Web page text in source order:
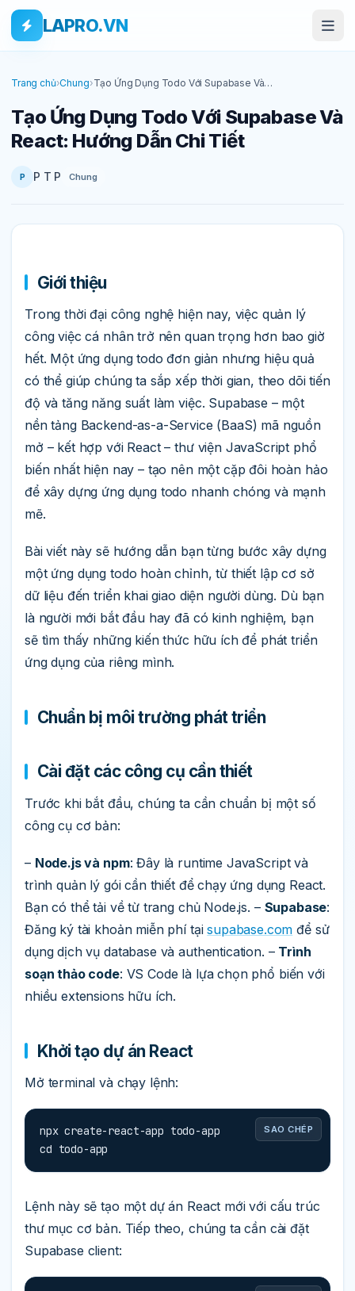
Skip to main content
Bỏ qua tới nội dung
LAPRO.VN
Trang chủ›Chung›Tạo Ứng Dụng Todo Với Supabase Và
Tạo Ứng Dụng Todo Với Supabase Và
React: Hướng Dẫn Chi Tiết
P P T P Chung
Giới thiệu
Trong thời đại công nghệ hiện nay, việc quản lý
công việc cá nhân trở nên quan trọng hơn bao giờ
hết. Một ứng dụng todo đơn giản nhưng hiệu quả
có thể giúp chúng ta sắp xếp thời gian, theo dõi tiến
độ và tăng năng suất làm việc. Supabase – một
nền tảng Backend-as-a-Service (BaaS) mã nguồn
mở – kết hợp với React – thư viện JavaScript phổ
biến nhất hiện nay – tạo nên một cặp đôi hoàn hảo
để xây dựng ứng dụng todo nhanh chóng và mạnh
mẽ.
Bài viết này sẽ hướng dẫn bạn từng bước xây dựng
một ứng dụng todo hoàn chỉnh, từ thiết lập cơ sở
dữ liệu đến triển khai giao diện người dùng. Dù bạn
là người mới bắt đầu hay đã có kinh nghiệm, bạn
sẽ tìm thấy những kiến thức hữu ích để phát triển
ứng dụng của riêng mình.
Chuẩn bị môi trường phát triển
Cài đặt các công cụ cần thiết
Trước khi bắt đầu, chúng ta cần chuẩn bị một số
công cụ cơ bản:
– Node.js và npm: Đây là runtime JavaScript và
trình quản lý gói cần thiết để chạy ứng dụng React.
Bạn có thể tải về từ trang chủ Node.js. – Supabase:
Đăng ký tài khoản miễn phí tạisupabase.com để sử
dụng dịch vụ database và authentication. – Trình
soạn thảo code: VS Code là lựa chọn phổ biến với
nhiều extensions hữu ích.
Khởi tạo dự án React
Mở terminal và chạy lệnh:
SAO CHÉP
npx create-react-app todo-app
cd todo-app
Lệnh này sẽ tạo một dự án React mới với cấu trúc
thư mục cơ bản. Tiếp theo, chúng ta cần cài đặt
Supabase client: